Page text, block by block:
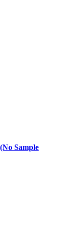
Sample